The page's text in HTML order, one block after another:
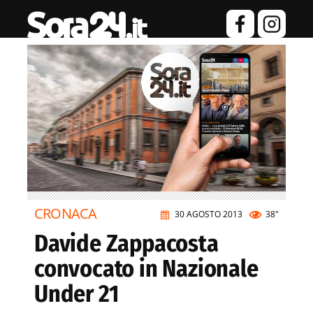
30 AGOSTO 2013 38"
CRONACA
Davide Zappacosta
convocato in Nazionale
Under 21